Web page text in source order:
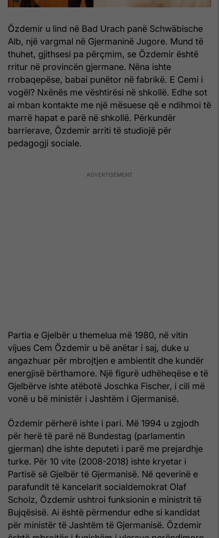
Özdemir u lind në Bad Urach panë Schwäbische
Alb, një vargmal në Gjermaninë Jugore. Mund të
thuhet, gjithsesi pa përçmim, se Özdemir është
rritur në provincën gjermane. Nëna ishte
rrobaqepëse, babai punëtor në fabrikë. E Cemi i
vogël? Nxënës me vështirësi në shkollë. Edhe sot
ai mban kontakte me një mësuese që e ndihmoi të
marrë hapat e parë në shkollë. Përkundër
barrierave, Özdemir arriti të studiojë për
pedagogji sociale.
Partia e Gjelbër u themelua më 1980, në vitin
vijues Cem Özdemir u bë anëtar i saj, duke u
angazhuar për mbrojtjen e ambientit dhe kundër
energjisë bërthamore. Një figurë udhëheqëse e të
Gjelbërve ishte atëbotë Joschka Fischer, i cili më
vonë u bë ministër i Jashtëm i Gjermanisë.
Özdemir përherë ishte i pari. Më 1994 u zgjodh
për herë të parë në Bundestag (parlamentin
gjerman) dhe ishte deputeti i parë me prejardhje
turke. Për 10 vite (2008-2018) ishte kryetar i
Partisë së Gjelbër të Gjermanisë. Në qeverinë e
parafundit të kancelarit socialdemokrat Olaf
Scholz, Özdemir ushtroi funksionin e ministrit të
Bujqësisë. Ai është përmendur edhe si kandidat
për ministër të Jashtëm të Gjermanisë. Özdemir